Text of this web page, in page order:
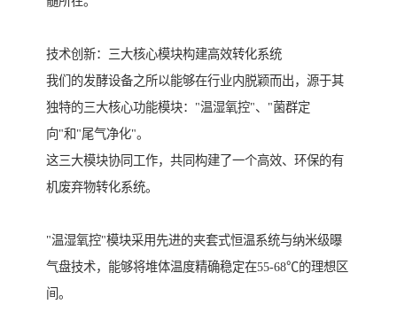
技术创新：三大核心模块构建高效转化系统
我们的发酵设备之所以能够在行业内脱颖而出，源于其
独特的三大核心功能模块："温湿氧控"、"菌群定
向"和"尾气净化"。
这三大模块协同工作，共同构建了一个高效、环保的有
机废弃物转化系统。
"温湿氧控"模块采用先进的夹套式恒温系统与纳米级曝
气盘技术，能够将堆体温度精确稳定在55-68℃的理想区
间。